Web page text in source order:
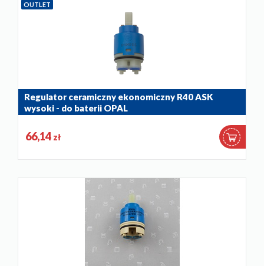
OUTLET
Regulator ceramiczny ekonomiczny R40 ASK
wysoki - do baterii OPAL
66,14 zł